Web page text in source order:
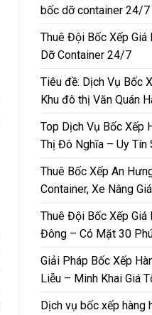
bốc dỡ container 24/7
Thuê Đội Bốc Xếp Giá
Dỡ Container 24/7
Tiêu đề: Dịch Vụ Bốc
Khu đô thị Văn Quán
Top Dịch Vụ Bốc Xếp
Thị Đô Nghĩa – Uy Tín
Thuê Bốc Xếp An
Container, Xe Nâng
Thuê Đội Bốc Xếp Giá
Đông – Có Mặt 30
Giải Pháp Bốc Xếp
Liễu – Minh Khai Giá
Dịch vụ bốc xếp hàng